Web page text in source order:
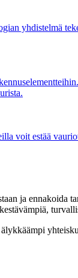
yhdistelmä
voit estää
ja